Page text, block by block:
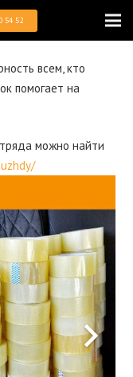
54 52
всем, кто
помогает на
можно найти